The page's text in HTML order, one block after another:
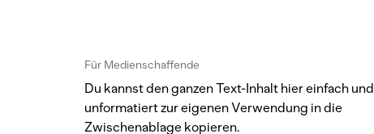
Für Medienschaffende
Du kannst den ganzen Text-Inhalt hier einfach und
unformatiert zur eigenen Verwendung in die
Zwischenablage kopieren.